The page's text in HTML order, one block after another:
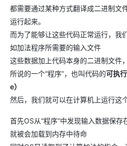
都需要通过某种方式翻译成二进制文
运行起来。
而为了能够让这些代码正常运行，我
如加法程序所需要的输入文件
这些数据加上代码本身的二进制文件
所说的一个“程序”，也叫代码的可执
e）
然后，我们就可以在计算机上运行这个
首先OS从“程序”中发现输入数据保
就被会加载到内存中待命